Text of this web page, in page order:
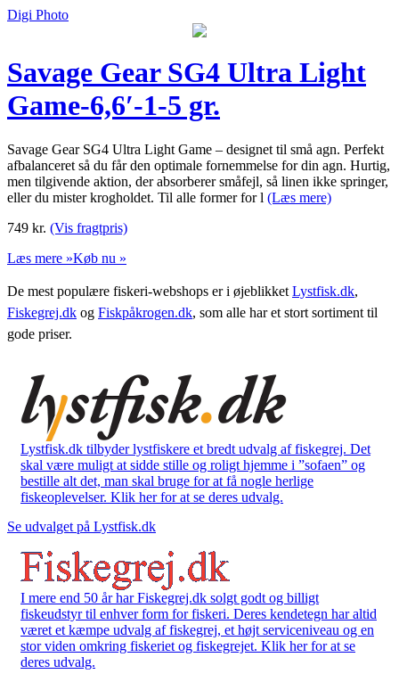
Digi Photo
Savage Gear SG4 Ultra Light
Game-6,6′-1-5 gr.
Savage Gear SG4 Ultra Light Game – designet til små agn. Perfekt
afbalanceret så du får den optimale fornemmelse for din agn. Hurtig,
men tilgivende aktion, der absorberer småfejl, så linen ikke springer,
eller du mister krogholdet. Til alle former for l (Læs mere)
749 kr. (Vis fragtpris)
Læs mere »Køb nu »
De mest populære fiskeri-webshops er i øjeblikket Lystfisk.dk,
Fiskegrej.dk og Fiskpåkrogen.dk, som alle har et stort sortiment til
gode priser.
Lystfisk.dk tilbyder lystfiskere et bredt udvalg af fiskegrej. Det
skal være muligt at sidde stille og roligt hjemme i ”sofaen” og
bestille alt det, man skal bruge for at få nogle herlige
fiskeoplevelser. Klik her for at se deres udvalg.
Se udvalget på Lystfisk.dk
I mere end 50 år har Fiskegrej.dk solgt godt og billigt
fiskeudstyr til enhver form for fiskeri. Deres kendetegn har altid
været et kæmpe udvalg af fiskegrej, et højt serviceniveau og en
stor viden omkring fiskeriet og fiskegrejet. Klik her for at se
deres udvalg.